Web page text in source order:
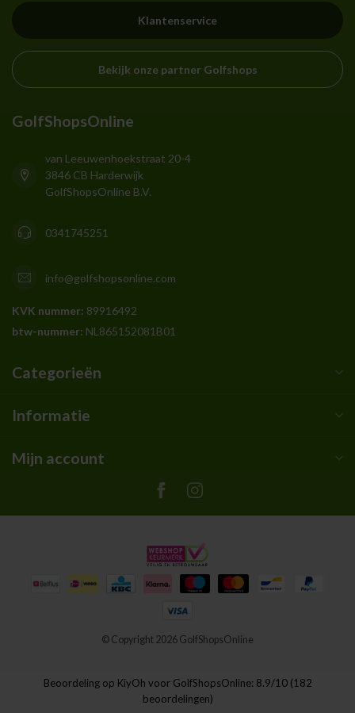
Klantenservice
Bekijk onze partner Golfshops
GolfShopsOnline
van Leeuwenhoekstraat 20-4
3846 CB Harderwijk
GolfShopsOnline B.V.
0341745251
info@golfshopsonline.com
KVK nummer: 89916492
btw-nummer: NL865152081B01
Categorieën
Informatie
Mijn account
© Copyright 2026 GolfShopsOnline
Beoordeling op KiyOh voor GolfShopsOnline: 8.9/10 (182
beoordelingen)